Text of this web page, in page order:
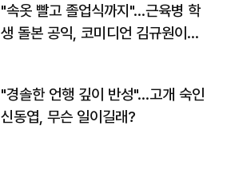
"속옷 빨고 졸업식까지"…근육병 학
생 돌본 공익, 코미디언 김규원이었
"경솔한 언행 깊이 반성"…고개 숙인
신동엽, 무슨 일이길래?